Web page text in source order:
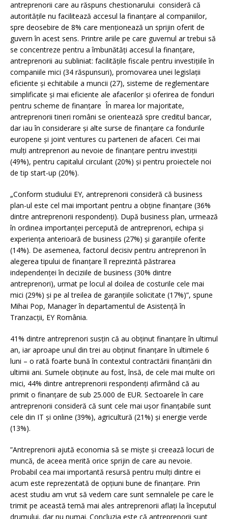
antreprenorii care au răspuns chestionarului consideră că
autorităţile nu facilitează accesul la finanţare al companiilor,
spre deosebire de 8% care menţionează un sprijin oferit de
guvern în acest sens. Printre ariile pe care guvernul ar trebui să
se concentreze pentru a îmbunătăţi accesul la finanţare,
antreprenorii au subliniat: facilităţile fiscale pentru investiţiile în
companiile mici (34 răspunsuri), promovarea unei legislaţii
eficiente şi echitabile a muncii (27), sisteme de reglementare
simplificate şi mai eficiente ale afacerilor şi oferirea de fonduri
pentru scheme de finanţare În marea lor majoritate,
antreprenorii tineri români se orientează spre creditul bancar,
dar iau în considerare şi alte surse de finanţare ca fondurile
europene şi joint ventures cu parteneri de afaceri. Cei mai
mulţi antreprenori au nevoie de finanţare pentru investiţii
(49%), pentru capitalul circulant (20%) şi pentru proiectele noi
de tip start-up (20%).
„Conform studiului EY, antreprenorii consideră că business
plan-ul este cel mai important pentru a obţine finanţare (36%
dintre antreprenorii respondenţi). După business plan, urmează
în ordinea importanţei percepută de antreprenori, echipa şi
experienţa anterioară de business (27%) şi garanţiile oferite
(14%). De asemenea, factorul decisiv pentru antreprenori în
alegerea tipului de finanţare îl reprezintă păstrarea
independenţei în deciziile de business (30% dintre
antreprenori), urmat pe locul al doilea de costurile cele mai
mici (29%) şi pe al treilea de garanţiile solicitate (17%)”, spune
Mihai Pop, Manager în departamentul de Asistenţă în
Tranzacţii, EY România.
41% dintre antreprenori susţin că au obţinut finanţare în ultimul
an, iar aproape unul din trei au obţinut finanţare în ultimele 6
luni – o rată foarte bună în contextul contractării finanţării din
ultimii ani. Sumele obţinute au fost, însă, de cele mai multe ori
mici, 44% dintre antreprenorii respondenţi afirmând că au
primit o finanţare de sub 25.000 de EUR. Sectoarele în care
antreprenorii consideră că sunt cele mai uşor finanţabile sunt
cele din IT şi online (39%), agricultură (21%) şi energie verde
(13%).
”Antreprenorii ajută economia să se mişte şi creează locuri de
muncă, de aceea merită orice sprijin de care au nevoie.
Probabil cea mai importantă resursă pentru mulţi dintre ei
acum este reprezentată de opţiuni bune de finanţare. Prin
acest studiu am vrut să vedem care sunt semnalele pe care le
trimit pe această temă mai ales antreprenorii aflaţi la începutul
drumului, dar nu numai. Concluzia este că antreprenorii sunt